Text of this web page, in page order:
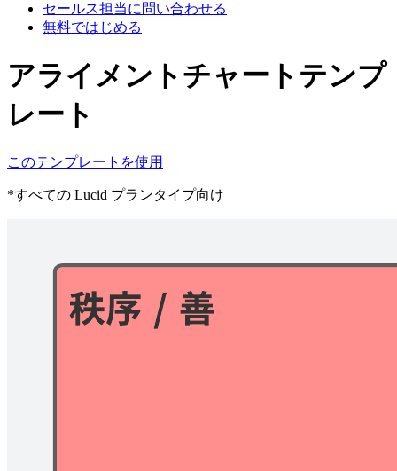
セールス担当に問い合わせる
無料ではじめる
アライメントチャートテンプ
レート
このテンプレートを使用
*すべての Lucid プランタイプ向け